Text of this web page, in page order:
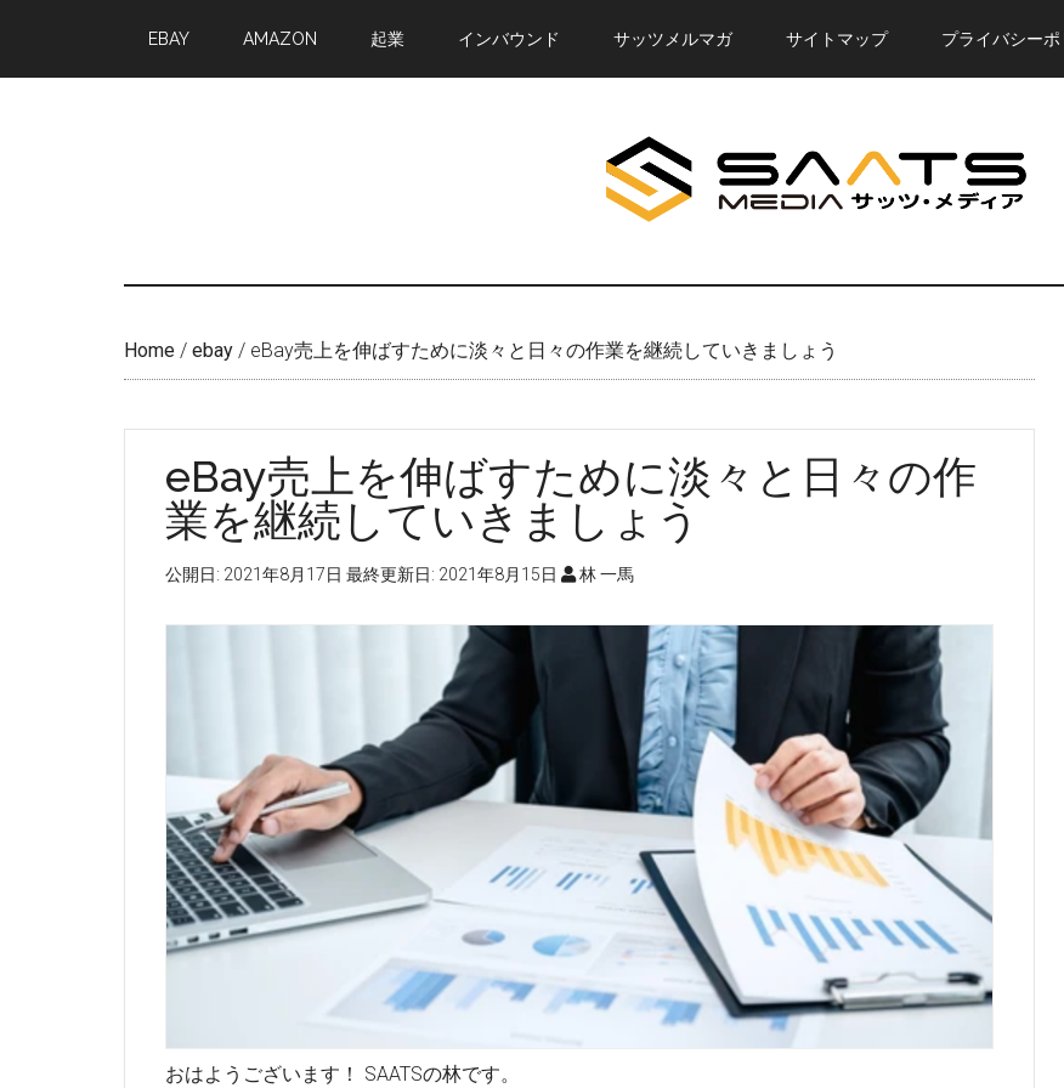
main
primary
EBAY AMAZON 起業 インバウンド サッツメルマガ サイトマップ プライバシーポ
Home / ebay / eBay売上を伸ばすために淡々と日々の作業を継続していきましょう
eBay売上を伸ばすために淡々と日々の作
業を継続していきましょう
公開日: 2021年8月17日 最終更新日: 2021年8月15日 林 一馬
おはようございます！ SAATSの林です。